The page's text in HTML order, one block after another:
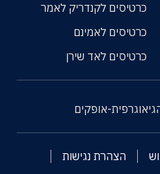
כרטיסים לקנדריק לאמר
כרטיסים לאמינם
כרטיסים לאד שירן
אופקים
הצהרת נגישות